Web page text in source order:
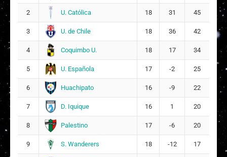
Macarena Ignacia Torres Orellana
14 B Brisa Ayelén Gómez Navarrete
M Melany Constanza Santibañez Caballeria
2
A Aranxa Tays Reyes Salinas
2 U. Católica 18 31 45
3 U. de Chile 18 36 42
4 Coquimbo U. 18 17 34
5 U. Española 17 -2 25
6 Huachipato 16 -9 22
7 D. Iquique 16 1 20
8 Palestino 17 -6 20
9 S. Wanderers 18 -12 17